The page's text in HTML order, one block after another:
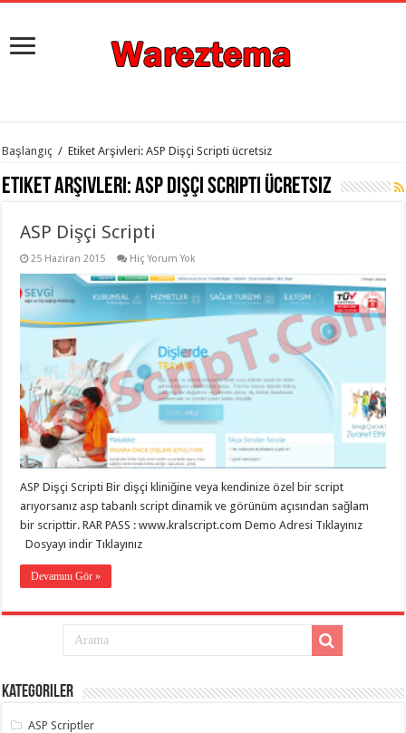
istanbul
evden
eve
organizasyon ,
evden
taşımacılık,
evden
taşımacılık,
taşımacılık ,
evden
taşımacılık,
gaziantep
evden
gaziantep
evden
taşımacılık,
gaziantep
taşımacılık,
evden
taşımacılık,
gaziantep
taşıma,
Başlangıç / Etiket Arşivleri: ASP Dişçi Scripti ücretsiz
Etiket Arşivleri:ASP Dişçi Scripti ücretsiz
ASP Dişçi Scripti
25 Haziran 2015 Hiç Yorum Yok
ASP Dişçi Scripti Bir dişçi kliniğine veya kendinize özel bir script
arıyorsanız asp tabanlı script dinamik ve görünüm açısından sağlam
bir scripttir. RAR PASS : www.kralscript.com Demo Adresi Tıklayınız
Dosyayı indir Tıklayınız
Devamını Gör »
Kategoriler
ASP Scriptler